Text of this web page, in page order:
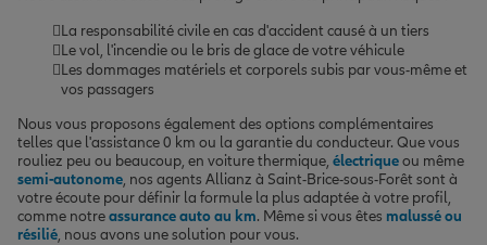
La responsabilité civile en cas d'accident causé à un tiers
Le vol, l'incendie ou le bris de glace de votre véhicule
Les dommages matériels et corporels subis par vous-même et
vos passagers
Nous vous proposons également des options complémentaires
telles que l'assistance 0 km ou la garantie du conducteur. Que vous
rouliez peu ou beaucoup, en voiture thermique, électriqueou même
semi-autonome, nos agents Allianz à Saint-Brice-sous-Forêt sont à
votre écoute pour définir la formule la plus adaptée à votre profil,
comme notreassurance auto au km. Même si vous êtes malussé ou
résilié, nous avons une solution pour vous.